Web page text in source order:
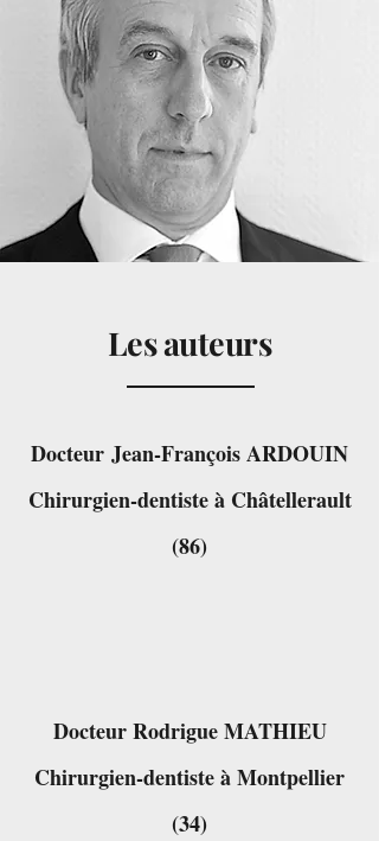
Les auteurs
Docteur Jean-François ARDOUIN
Chirurgien-dentiste à Châtellerault
(86)
Docteur Rodrigue MATHIEU
Chirurgien-dentiste à Montpellier
(34)